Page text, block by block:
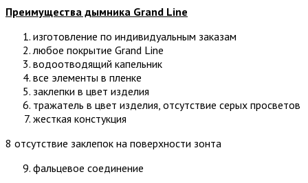
Преимущества дымника Grand Line
изготовление по индивидуальным заказам
любое покрытие Grand Line
водоотводящий капельник
все элементы в пленке
заклепки в цвет изделия
тражатель в цвет изделия, отсутствие серых просветов
жесткая констукция
8 отсутствие заклепок на поверхности зонта
фальцевое соединение